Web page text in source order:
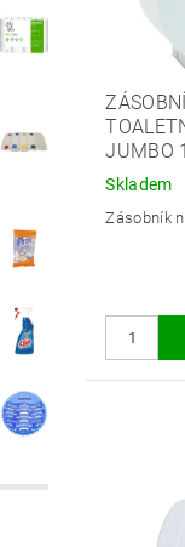
JUMBO
Skladem
Zásobník